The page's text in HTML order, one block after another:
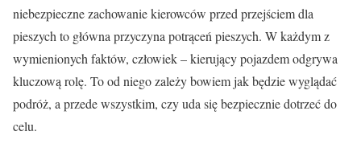
niebezpieczne zachowanie kierowców przed przejściem dla
pieszych to główna przyczyna potrąceń pieszych. W każdym z
wymienionych faktów, człowiek – kierujący pojazdem odgrywa
kluczową rolę. To od niego zależy bowiem jak będzie wyglądać
podróż, a przede wszystkim, czy uda się bezpiecznie dotrzeć do
celu.